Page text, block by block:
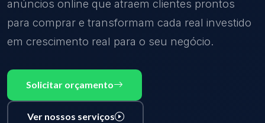
anúncios online que atraem clientes prontos
para comprar e transformam cada real investido
em crescimento real para o seu negócio.
Solicitar orçamento
Ver nossos serviços